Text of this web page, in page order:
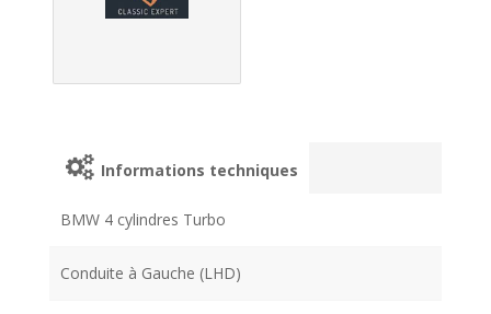
Informations techniques
BMW 4 cylindres Turbo
Conduite à Gauche (LHD)